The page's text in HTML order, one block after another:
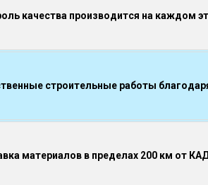
качества производится на каждом
строительные работы
материалов в пределах 200 км от